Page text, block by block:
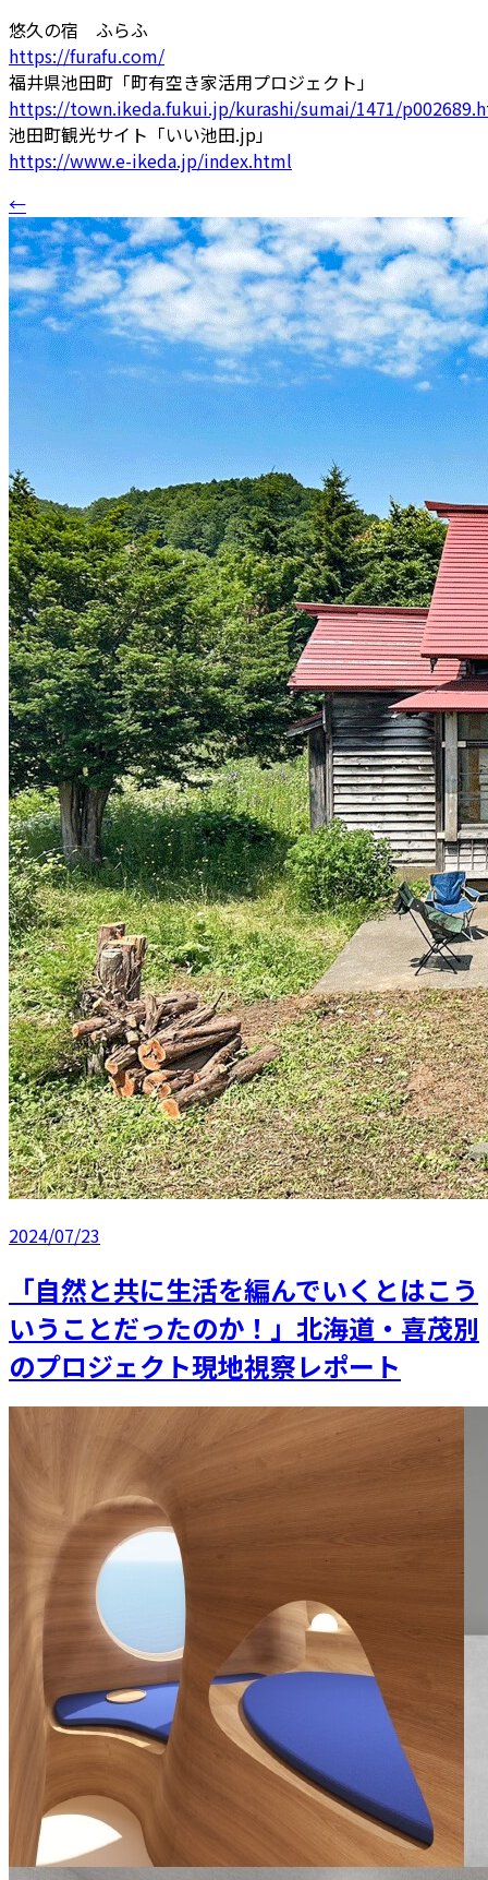
悠久の宿 ふらふ
https://furafu.com/
福井県池田町「町有空き家活用プロジェクト」
https://town.ikeda.fukui.jp/kurashi/sumai/1471/
池田町観光サイト「いい池田.jp」
https://www.e-ikeda.jp/index.html
←
2024/07/23
「自然と共に生活を編んでいくとはこう
いうことだったのか！」北海道・喜茂別
のプロジェクト現地視察レポート